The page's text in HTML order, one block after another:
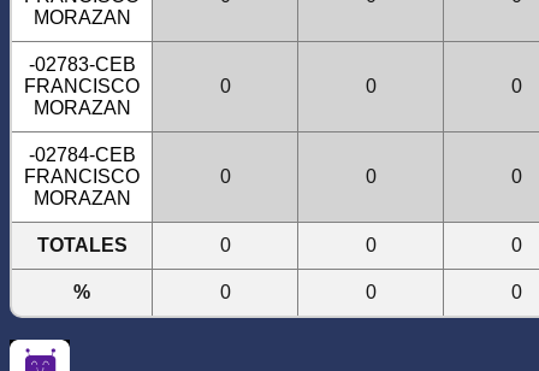
MORAZAN
-02783-CEB
FRANCISCO
MORAZAN
0 0 0
-02784-CEB
FRANCISCO
MORAZAN
0 0 0
TOTALES 0 0 0
% 0 0 0